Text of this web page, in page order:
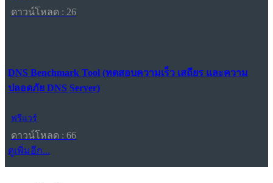
ดาวน์โหลด : 26
DNS Benchmark Tool (ทดสอบความเร็ว เสถียร และความ
ปลอดภัย DNS Server)
ฟรีแวร์
ดาวน์โหลด : 66
ดูเพิ่มอีก...